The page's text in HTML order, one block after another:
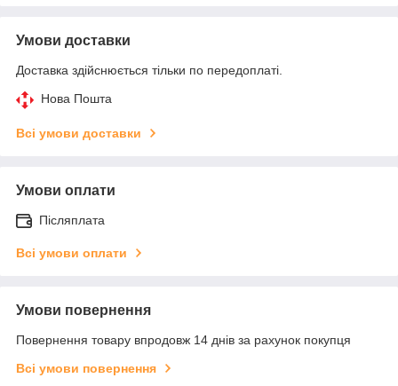
Умови доставки
Доставка здійснюється тільки по передоплаті.
Нова Пошта
Всі умови доставки
Умови оплати
Післяплата
Всі умови оплати
Умови повернення
Повернення товару впродовж 14 днів за рахунок покупця
Всі умови повернення